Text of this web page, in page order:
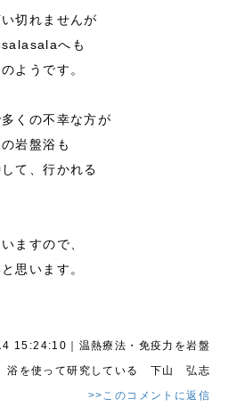
切れませんが
へも
ようです。
くの不幸な方が
岩盤浴も
て、行かれる
ますので、
思います。
15:24:10｜温熱療法・免疫力を岩盤
浴を使って研究している 下山 弘志
>>このコメントに返信